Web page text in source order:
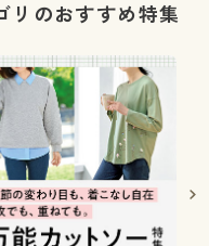
リのおすすめ特集